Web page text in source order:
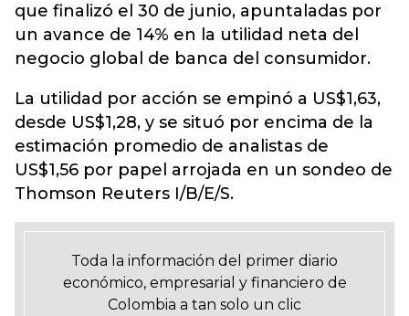
que finalizó el 30 de junio, apuntaladas por
un avance de 14% en la utilidad neta del
negocio global de banca del consumidor.
La utilidad por acción se empinó a US$1,63,
desde US$1,28, y se situó por encima de la
estimación promedio de analistas de
US$1,56 por papel arrojada en un sondeo de
Thomson Reuters I/B/E/S.
Toda la información del primer diario
económico, empresarial y financiero de
Colombia a tan solo un clic